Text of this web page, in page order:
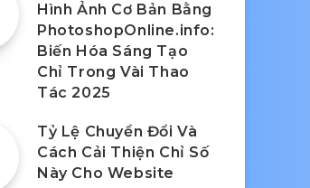
Hình Ảnh Cơ Bản Bằng
PhotoshopOnline.info:
Biến Hóa Sáng Tạo
Chỉ Trong Vài Thao
Tác 2025
Tỷ Lệ Chuyển Đổi Và
Cách Cải Thiện Chỉ Số
Này Cho Website